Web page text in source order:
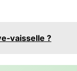
vaisselle ?